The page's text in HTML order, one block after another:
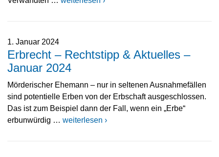
1. Januar 2024
Erbrecht – Rechtstipp & Aktuelles –
Januar 2024
Mörderischer Ehemann – nur in seltenen Ausnahmefällen
sind potentielle Erben von der Erbschaft ausgeschlossen.
Das ist zum Beispiel dann der Fall, wenn ein „Erbe“
erbunwürdig … weiterlesen ›